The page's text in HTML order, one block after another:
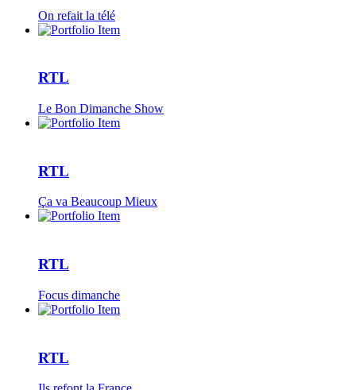
On refait la télé
RTL
Le Bon Dimanche Show
RTL
Ça va Beaucoup Mieux
RTL
Focus dimanche
RTL